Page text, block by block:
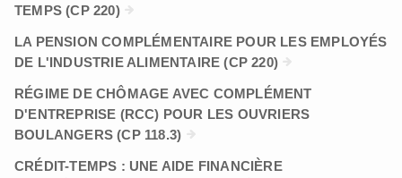
TEMPS (CP 220)
LA PENSION COMPLÉMENTAIRE POUR LES EMPLOYÉS
DE L'INDUSTRIE ALIMENTAIRE (CP 220)
RÉGIME DE CHÔMAGE AVEC COMPLÉMENT
D'ENTREPRISE (RCC) POUR LES OUVRIERS
BOULANGERS (CP 118.3)
CRÉDIT-TEMPS : UNE AIDE FINANCIÈRE